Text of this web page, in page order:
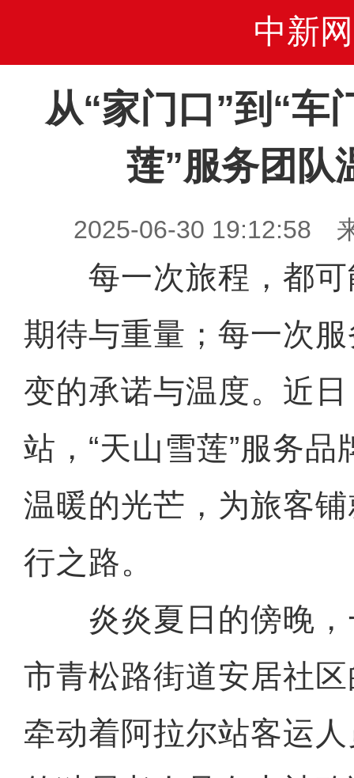
中新网
从“家门口”到“车
莲”服务团队
2025-06-30 19:12:58
每一次旅程，都可
期待与重量；每一次
变的承诺与温度。近
站，“天山雪莲”服务
温暖的光芒，为旅客
行之路。
炎炎夏日的傍晚，
市青松路街道安居社
牵动着阿拉尔站客运